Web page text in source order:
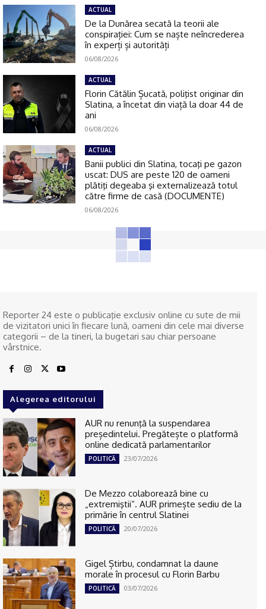
ACTUAL
De la Dunărea secată la teorii ale
conspirației: Cum se naște neîncrederea
în experți și autorități
06/08/2026
ACTUAL
Florin Cătălin Șucată, poliţist originar din
Slatina, a încetat din viață la doar 44 de
ani
06/08/2026
ACTUAL
Banii publici din Slatina, tocaţi pe gazon
uscat: DUS are peste 120 de oameni
plătiţi degeaba şi externalizează totul
către firme de casă (DOCUMENTE)
06/08/2026
Reporter 24 este o publicaţie exclusiv online cu sute de mii
de vizitatori unici în fiecare lună, oameni din cele mai diverse
categorii – de la tineri, la bugetari sau chiar persoane
vârstnice.
Alegerea editorului
AUR nu renunţă la suspendarea
președintelui. Pregătește o platformă
online dedicată parlamentarilor
POLITICĂ 23/07/2026
De Mezzo colaborează bine cu
„extremiştii“. AUR primește sediu de la
primărie în centrul Slatinei
POLITICĂ 20/07/2026
Gigel Știrbu, condamnat la daune
morale în procesul cu Florin Barbu
POLITICĂ 03/07/2026